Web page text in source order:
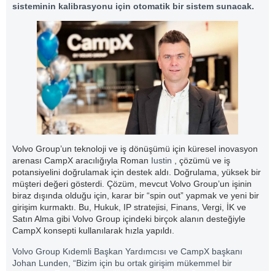
sisteminin kalibrasyonu için otomatik bir sistem sunacak.
Volvo Group’un teknoloji ve iş dönüşümü için küresel inovasyon
arenası CampX aracılığıyla Roman Iustin , çözümü ve iş
potansiyelini doğrulamak için destek aldı. Doğrulama, yüksek bir
müşteri değeri gösterdi. Çözüm, mevcut Volvo Group’un işinin
biraz dışında olduğu için, karar bir “spin out” yapmak ve yeni bir
girişim kurmaktı. Bu, Hukuk, IP stratejisi, Finans, Vergi, İK ve
Satın Alma gibi Volvo Group içindeki birçok alanın desteğiyle
CampX konsepti kullanılarak hızla yapıldı.
Volvo Group Kıdemli Başkan Yardımcısı ve CampX başkanı
Johan Lunden, “Bizim için bu ortak girişim mükemmel bir